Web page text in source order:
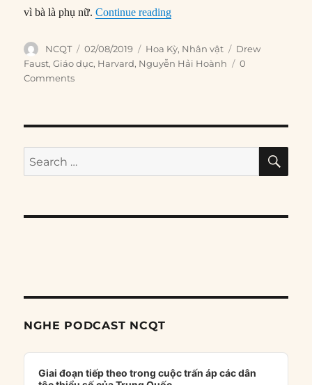
vì bà là phụ nữ.Continue reading“Drew Gilpin Faust: Nữ Hiệu
Author
NCQT
Posted
on
02/08/2019 Categories
Hoa Kỳ, Nhân vật Tags
Drew
Faust,Giáo dục, Harvard, Nguyễn Hải Hoành
0
Comments
Search
for:
NGHE PODCAST NCQT
Audio
Player
Giai đoạn tiếp theo trong cuộc trấn áp các dân